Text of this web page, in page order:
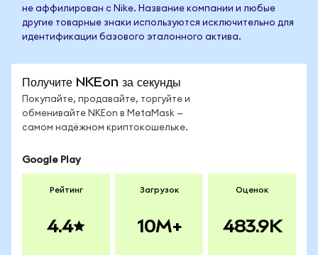
не аффилирован с Nike. Название компании и любые
другие товарные знаки используются исключительно для
идентификации базового эталонного актива.
Получите NKEon за секунды
Покупайте, продавайте, торгуйте и
обменивайте NKEon в MetaMask —
самом надёжном криптокошельке.
Google Play
Рейтинг
4.4
Загрузок
10M+
Оценок
483.9K